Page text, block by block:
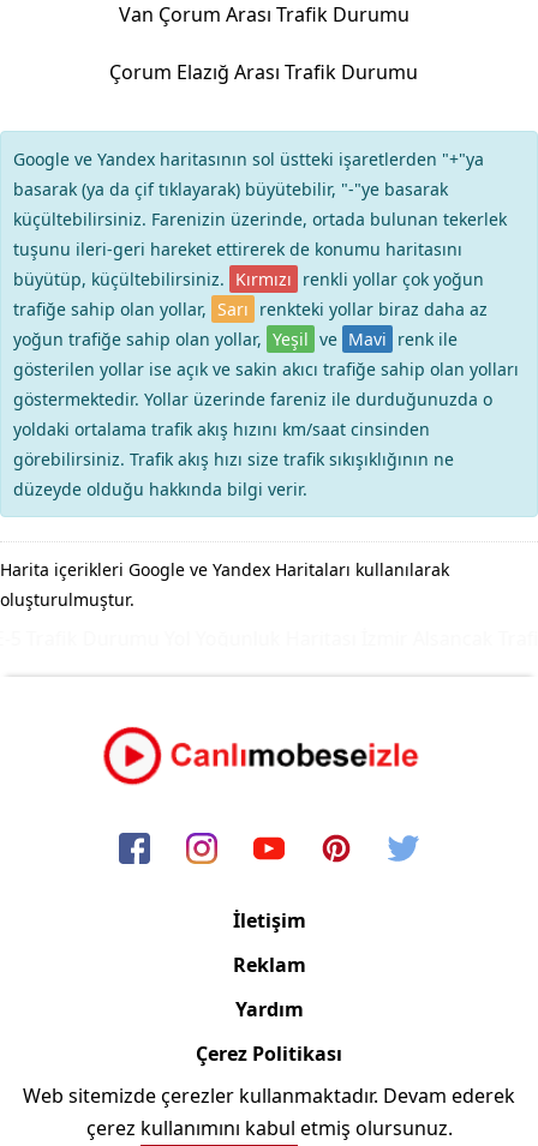
Van Çorum Arası Trafik Durumu
Çorum Elazığ Arası Trafik Durumu
Google ve Yandex haritasının sol üstteki işaretlerden "+"ya
basarak (ya da çif tıklayarak) büyütebilir, "-"ye basarak
küçültebilirsiniz. Farenizin üzerinde, ortada bulunan tekerlek
tuşunu ileri-geri hareket ettirerek de konumu haritasını
büyütüp, küçültebilirsiniz. Kırmızı renkli yollar çok yoğun
trafiğe sahip olan yollar, Sarı renkteki yollar biraz daha az
yoğun trafiğe sahip olan yollar, Yeşil ve Mavi renk ile
gösterilen yollar ise açık ve sakin akıcı trafiğe sahip olan yolları
göstermektedir. Yollar üzerinde fareniz ile durduğunuzda o
yoldaki ortalama trafik akış hızını km/saat cinsinden
görebilirsiniz. Trafik akış hızı size trafik sıkışıklığının ne
düzeyde olduğu hakkında bilgi verir.
Harita içerikleri Google ve Yandex Haritaları kullanılarak
oluşturulmuştur.
İletişim
Reklam
Yardım
Çerez Politikası
Copyright © 2006/2024 Canlimobeseizle.com
Web sitemizde çerezler kullanmaktadır. Devam ederek
çerez kullanımını kabul etmiş olursunuz.